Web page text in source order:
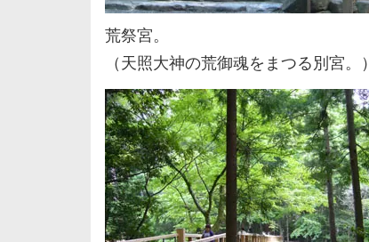
荒祭宮。
（天照大神の荒御魂をまつる別宮。）